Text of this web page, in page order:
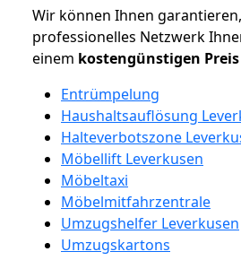
Wir können Ihnen
professionelles Netzwerk
einem kostengünstigen Preis
Entrümpelung
Haushaltsauflösung
Halteverbotszone
Möbellift Leverkusen
Möbeltaxi
Möbelmitfahrzentrale
Umzugshelfer Leverkusen
Umzugskartons